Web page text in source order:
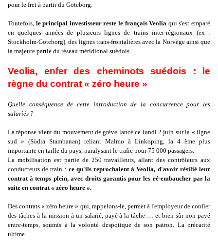
pour le fret à partir du Goteborg.
Toutefois, le principal investisseur reste le français Veolia qui s'est emparé
en quelques années de plusieurs lignes de trains inter-régionaux (ex :
Stockholm-Goteborg), des lignes trans-frontalières avec la Norvège ainsi que
la majeure partie du réseau méridional suédois.
Veolia, enfer des cheminots suédois : le
règne du contrat « zéro heure »
Quelle conséquence de cette introduction de la concurrence pour les
salariés ?
La réponse vient du mouvement de grève lancé ce lundi 2 juin sur la « ligne
sud » (Södra Stambanan) reliant Malmo à Linkoping, la 4 ème plus
importante en taille du pays, paralysant le trafic pour 75 000 passagers.
La mobilisation est partie de 250 travailleurs, allant des contrôleurs aux
conducteurs de train : ce qu'ils reprochaient à Veolia, d'avoir résilié leur
contrat à temps plein, avec droits garantis pour les ré-embaucher par la
suite en contrat « zéro heure ».
Des contrats « zéro heure » qui, rappelons-le, permet à l'employeur de confier
des tâches à la mission à un salarié, payé à la tâche … et bien sûr non-payé
entre-temps, soumis à la volonté despotique de son patron. La précarité
ultime.